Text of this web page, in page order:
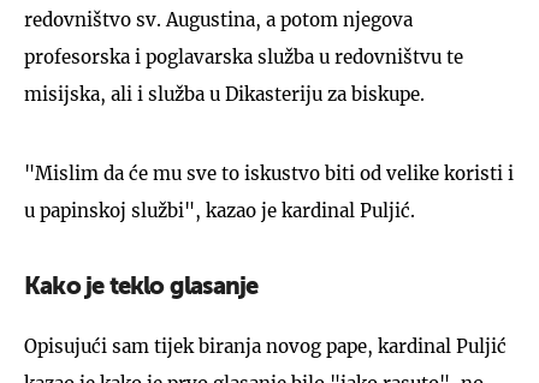
redovništvo sv. Augustina, a potom njegova
profesorska i poglavarska služba u redovništvu te
misijska, ali i služba u Dikasteriju za biskupe.
"Mislim da će mu sve to iskustvo biti od velike koristi i
u papinskoj službi", kazao je kardinal Puljić.
Kako je teklo glasanje
Opisujući sam tijek biranja novog pape, kardinal Puljić